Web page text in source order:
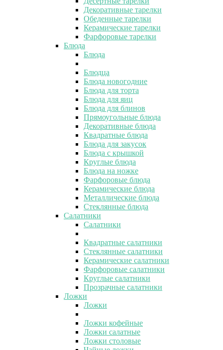
Декоративные тарелки
Обеденные тарелки
Керамические тарелки
Фарфоровые тарелки
Блюда
Блюда
Блюдца
Блюда новогодние
Блюда для торта
Блюда для яиц
Блюда для блинов
Прямоугольные блюда
Декоративные блюда
Квадратные блюда
Блюда для закусок
Блюда с крышкой
Круглые блюда
Блюда на ножке
Фарфоровые блюда
Керамические блюда
Металлические блюда
Стеклянные блюда
Салатники
Салатники
Квадратные салатники
Стеклянные салатники
Керамические салатники
Фарфоровые салатники
Круглые салатники
Прозрачные салатники
Ложки
Ложки
Ложки кофейные
Ложки салатные
Ложки столовые